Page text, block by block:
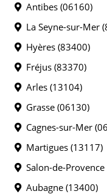
Antibes (06160)
La Seyne-sur-Mer
Hyères (83400)
Fréjus (83370)
Arles (13104)
Grasse (06130)
Cagnes-sur-Mer
Martigues (13117)
Salon-de-Provence
Aubagne (13400)